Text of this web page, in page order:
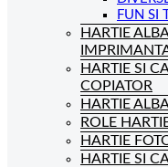
FUN SI
HARTIE
HARTIE SI
COPIATOR
HARTIE
ROLE
HARTIE
HARTIE SI